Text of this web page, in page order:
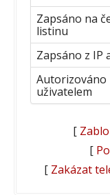
Zapsáno na
listinu
Zapsáno z IP
Autorizováno
uživatelem
[
[
[ Zakázat